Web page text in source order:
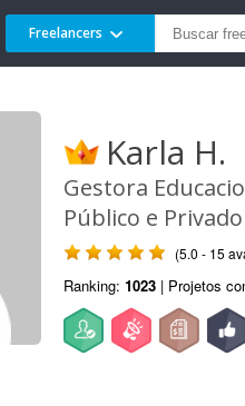
Freelancers
Karla H.
Gestora
Público e Privado
(5.0 - 15
Ranking: 1023 | Projetos